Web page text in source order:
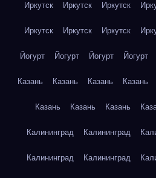
Иркутск Иркутск Иркутск
Иркутск Иркутск Иркутск
Йогурт Йогурт Йогурт Йогурт
Казань Казань Казань Казань
Казань Казань Казань
Калининград Калининград
Калининград Калининград